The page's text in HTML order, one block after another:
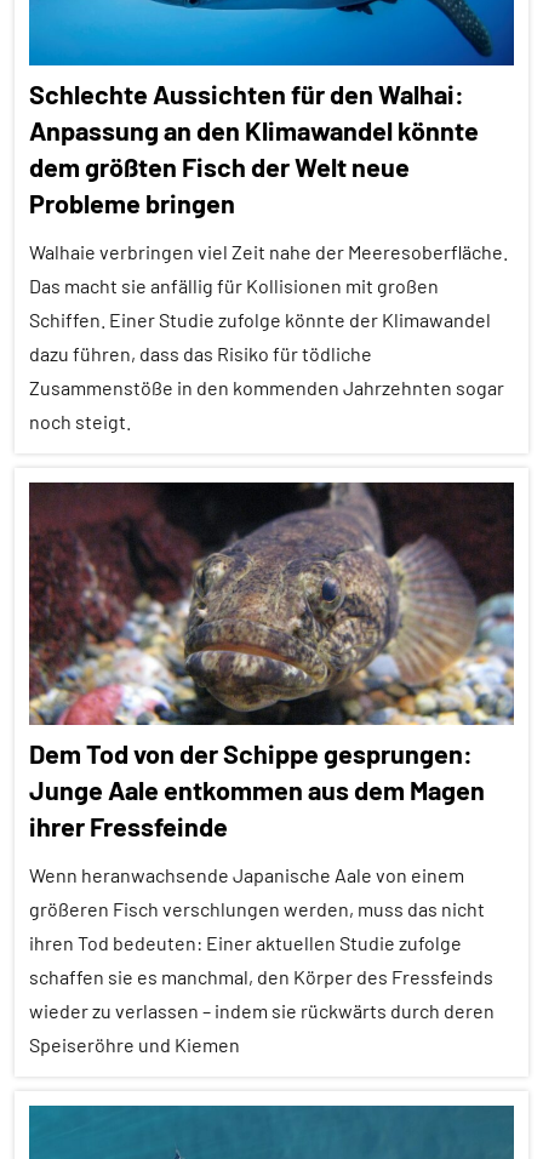
Schlechte Aussichten für den Walhai:
Anpassung an den Klimawandel könnte
dem größten Fisch der Welt neue
Probleme bringen
Walhaie verbringen viel Zeit nahe der Meeresoberfläche.
Das macht sie anfällig für Kollisionen mit großen
Schiffen. Einer Studie zufolge könnte der Klimawandel
dazu führen, dass das Risiko für tödliche
Zusammenstöße in den kommenden Jahrzehnten sogar
noch steigt.
Artikel
Alle
Themen
Alle
Tiergruppen
Fische
Forschung
aktuell
Klimawandel
und
Sterberisiko
Wirbeltiere
Dem Tod von der Schippe gesprungen:
Junge Aale entkommen aus dem Magen
ihrer Fressfeinde
Wenn heranwachsende Japanische Aale von einem
größeren Fisch verschlungen werden, muss das nicht
ihren Tod bedeuten: Einer aktuellen Studie zufolge
schaffen sie es manchmal, den Körper des Fressfeinds
wieder zu verlassen – indem sie rückwärts durch deren
Speiseröhre und Kiemen